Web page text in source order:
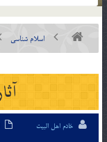
اسلام شناسی
خادم اهل البیت